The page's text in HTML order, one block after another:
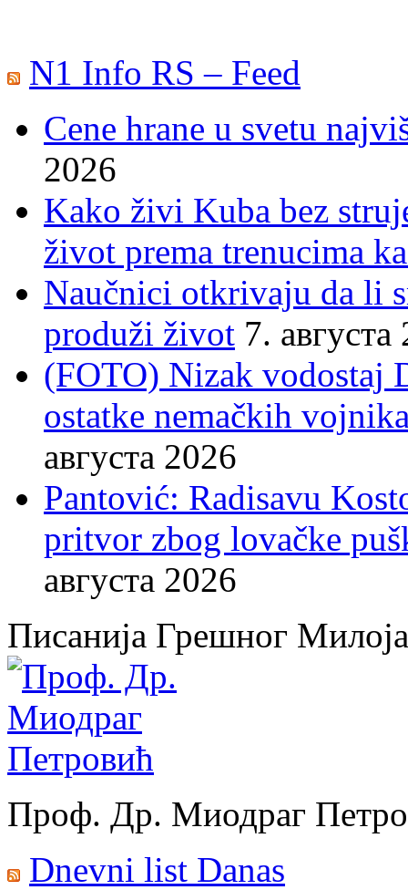
N1 Info RS – Feed
Cene hrane u svetu
2026
Kako živi Kuba bez
život prema trenucima
Naučnici otkrivaju da li
produži život 7. августа
(FOTO) Nizak vodostaj
ostatke nemačkih
августа 2026
Pantović: Radisavu
pritvor zbog lovačke
августа 2026
Писанија Грешног Милоја
Проф. Др. Миодраг
Dnevni list Danas